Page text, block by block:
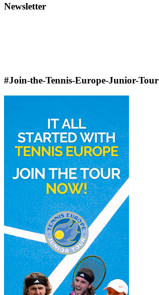
Newsletter
#Join-the-Tennis-Europe-Junior-Tour